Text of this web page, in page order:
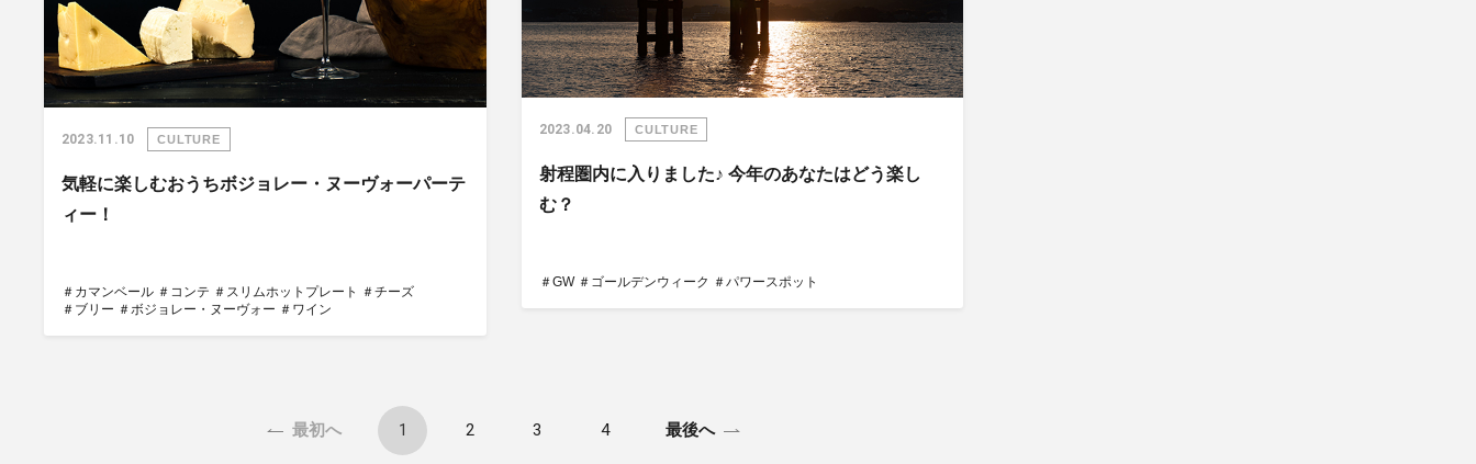
2023.11.10 CULTURE
気軽に楽しむおうちボジョレー・ヌーヴォーパーテ
ィー！
＃カマンベール ＃コンテ ＃スリムホットプレート
＃チーズ
＃ブリー ＃ボジョレー・ヌーヴォー ＃ワイン
2023.04.20 CULTURE
射程圏内に入りました♪ 今年のあなたはどう楽し
む？
＃GW ＃ゴールデンウィーク ＃パワースポット
最初へ 1 2 3 4 最後へ